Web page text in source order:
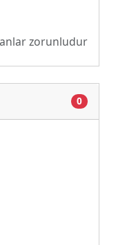
zorunludur
0